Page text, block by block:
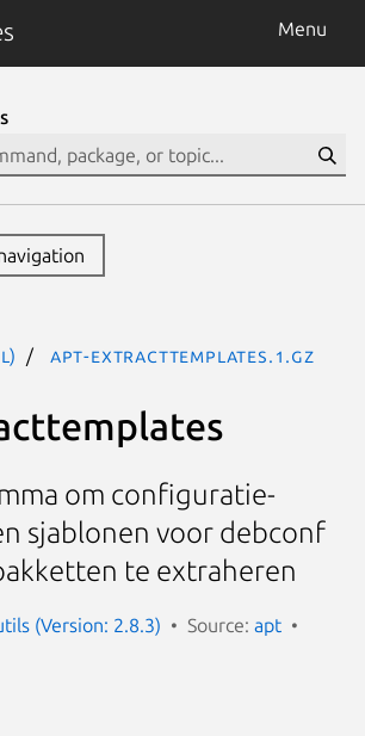
Menu
apt-extracttemplates.1.gz
om configuratie-
sjablonen voor debconf
te extraheren
(Version: 2.8.3) Source: apt